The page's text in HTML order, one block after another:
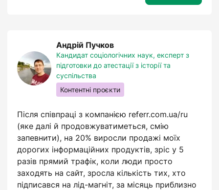
Андрій Пучков
Кандидат соціологічних наук, експерт з
підготовки до атестації з історії та
суспільства
Контентні проєкти
Після співпраці з компанією referr.com.ua/ru
(яке далі й продовжуватиметься, смію
запевнити), на 20% виросли продажі моїх
дорогих інформаційних продуктів, зріс у 5
разів прямий трафік, коли люди просто
заходять на сайт, зросла кількість тих, хто
підписався на лід-магніт, за місяць приблизно